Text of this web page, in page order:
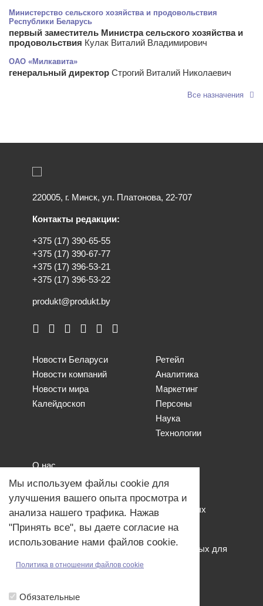
Министерство сельского хозяйства и продовольствия
Республики Беларусь
первый заместитель Министра сельского хозяйства и
продовольствия Кулак Виталий Владимирович
ОАО «Милкавита»
генеральный директор Строгий Виталий Николаевич
Все назначения
220005, г. Минск, ул. Платонова, 22-707
Контакты редакции:
+375 (17) 390-65-55
+375 (17) 390-67-77
+375 (17) 396-53-21
+375 (17) 396-53-22
produkt@produkt.by
Новости Беларуси
Новости компаний
Новости мира
Калейдоскоп
Ретейл
Аналитика
Маркетинг
Персоны
Наука
Технологии
О нас
Наши проекты
Связь с нами
Общая политика обработки персональных
Политика обработки файлов Cookies
Политика обработки персональных данных для
Мы используем файлы cookie для
улучшения вашего опыта просмотра и
анализа нашего трафика. Нажав
"Принять все", вы даете согласие на
использование нами файлов cookie.
Политика в отношении файлов cookie
Обязательные